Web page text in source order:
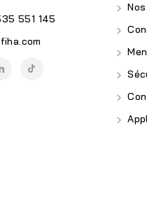
551 145